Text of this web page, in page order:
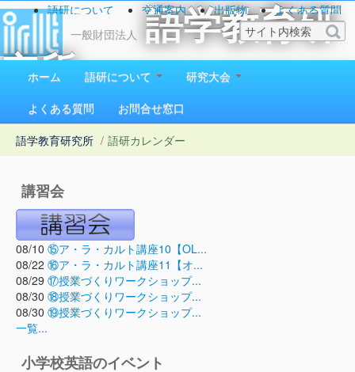
一般財団法人
語学教育研
究所
1923（大正12）年創立
語研について 交通案内 出版物
よくある質問
お問い合わせ
ホーム 語研について
研究大会
よくある質問
お問合せ窓口
語学教育研究所 / 語研カレンダー
講習会
08/10 ⑮ア・ラ・カルト講座10【OL...
08/22 ⑯ア・ラ・カルト講座11【オ...
08/29 ⑰授業づくりワークショップ...
08/30 ⑱授業づくりワークショップ...
08/30 ⑲授業づくりワークショップ...
一覧...
小学校英語のイベント